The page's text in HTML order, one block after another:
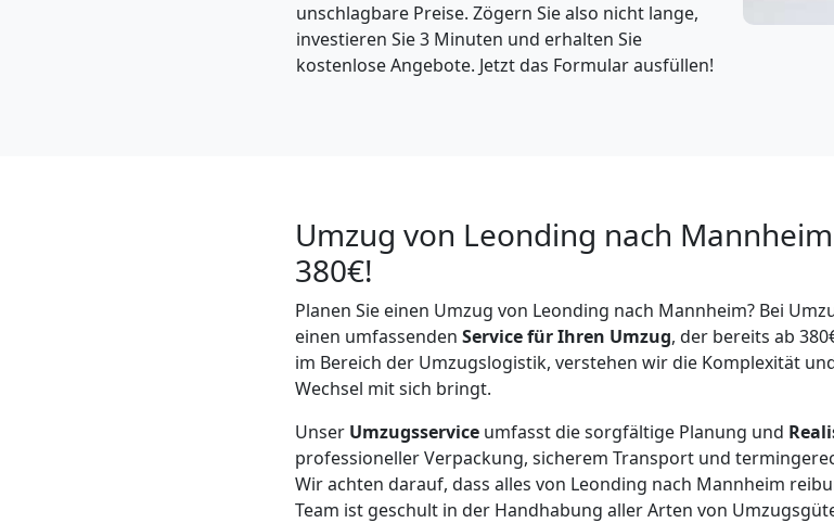
unschlagbare Preise. Zögern Sie also nicht lange,
investieren Sie 3 Minuten und erhalten Sie
kostenlose Angebote. Jetzt das Formular ausfüllen!
Umzug von Leonding nach
380€!
Planen Sie einen Umzug von Leonding nach Mannheim? Bei
einen umfassenden Service für Ihren Umzug, der bereits ab
im Bereich der Umzugslogistik, verstehen wir die Komplexität
Wechsel mit sich bringt.
Unser Umzugsservice umfasst die sorgfältige Planung und
professioneller Verpackung, sicherem Transport und
Wir achten darauf, dass alles von Leonding nach Mannheim
Team ist geschult in der Handhabung aller Arten von